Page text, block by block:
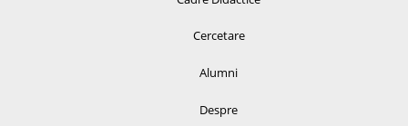
Cercetare
Alumni
Despre